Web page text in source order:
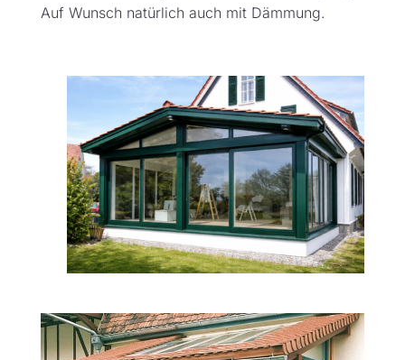
Auf Wunsch natürlich auch mit Dämmung.